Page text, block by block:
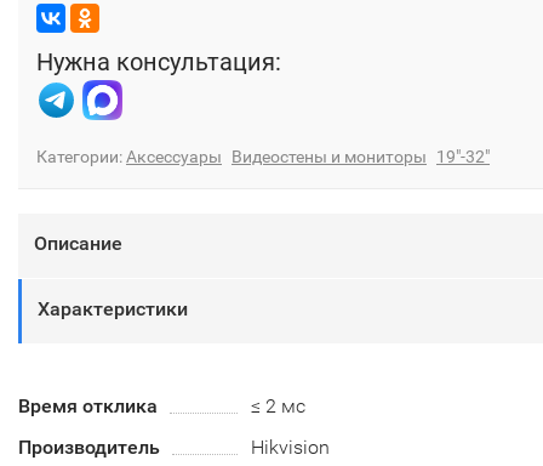
Нужна консультация:
Категории:Аксессуары Видеостены и мониторы 19"-32"
Описание
Характеристики
Время отклика
≤ 2 мс
Производитель
Hikvision